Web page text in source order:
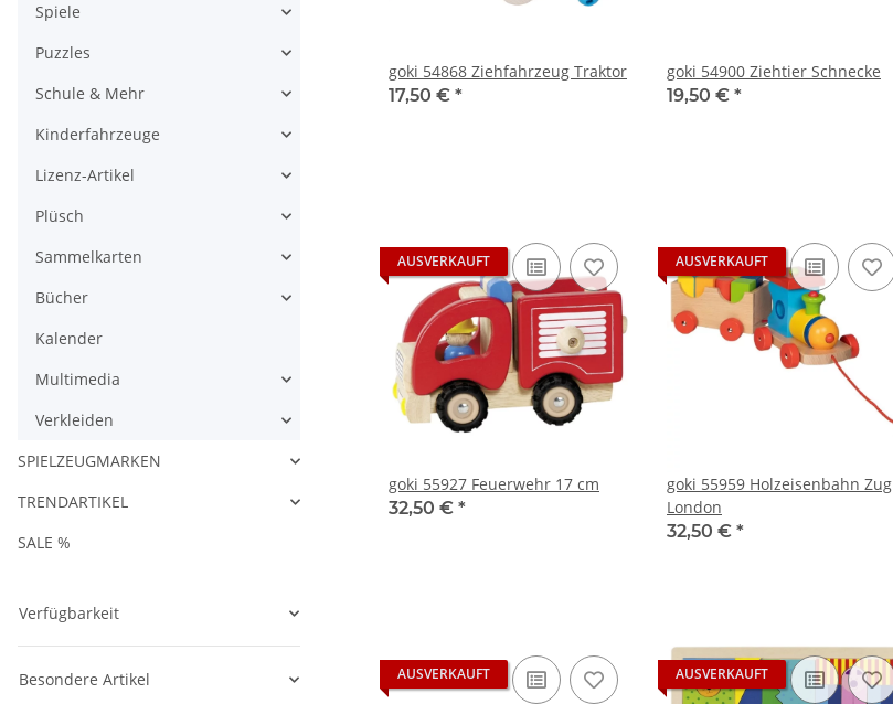
goki 54868 Ziehfahrzeug Traktor
17,50 € *
goki 54900 Ziehtier Schnecke
19,50 € *
AUSVERKAUFT
goki 55927 Feuerwehr 17 cm
32,50 € *
AUSVERKAUFT
goki 55959 Holzeisenbahn Zug
London
32,50 € *
AUSVERKAUFT AUSVERKAUFT
Spiele
Puzzles
Schule & Mehr
Kinderfahrzeuge
Lizenz-Artikel
Plüsch
Sammelkarten
Bücher
Kalender
Multimedia
Verkleiden
SPIELZEUGMARKEN
TRENDARTIKEL
SALE %
Verfügbarkeit
Besondere Artikel